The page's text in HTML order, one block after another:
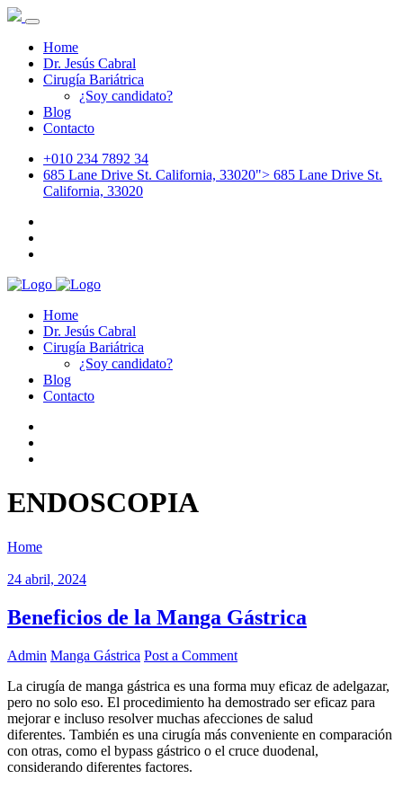
Home
Dr. Jesús Cabral
Cirugía Bariátrica
¿Soy candidato?
Blog
Contacto
+010 234 7892 34
685 Lane Drive St. California, 33020"> 685 Lane Drive St.
California, 33020
Home
Dr. Jesús Cabral
Cirugía Bariátrica
¿Soy candidato?
Blog
Contacto
ENDOSCOPIA
Home
24 abril, 2024
Beneficios de la Manga Gástrica
Admin Manga Gástrica Post a Comment
La cirugía de manga gástrica es una forma muy eficaz de adelgazar,
pero no solo eso. El procedimiento ha demostrado ser eficaz para
mejorar e incluso resolver muchas afecciones de salud
diferentes. También es una cirugía más conveniente en comparación
con otras, como el bypass gástrico o el cruce duodenal,
considerando diferentes factores.